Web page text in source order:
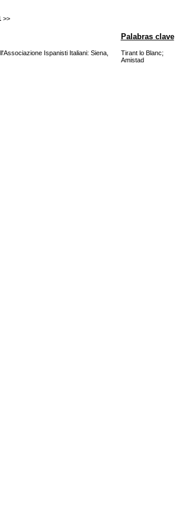
>>
Palabras clave
Ispanisti Italiani: Siena,
Tirant lo Blanc;
Amistad